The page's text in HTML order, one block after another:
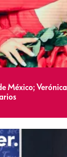
México;